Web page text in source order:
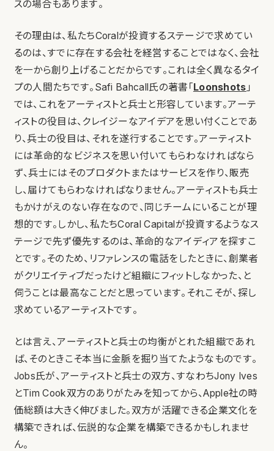
スの場合もあります。
その理由は、私たちCoralが投資するステージで求めてい
るのは、すでに存在する会社を経営することではなく、会社
を一から創り上げることだからです。これは全く異なるタイ
プの人間たちです。Safi Bahcall氏の著書「Loonshots 」
では、これをアーティストと兵士と形容しています。アーテ
ィストの役目は、クレイジーなアイデアを思い付くことであ
り、兵士の役目は、それを遂行することです。アーティスト
には革命的なビジネスを思い付いてもらわなければなら
ず、兵士にはそのプロダクトまたはサービスを作り、販売
し、届けてもらわなければなりません。アーティストも兵士
もかけがえのない存在なので、同じチームにいることが理
想的です。しかし、私たちCoral Capitalが投資するようなス
テージで先ず優先するのは、革命的なアイディアを探すこ
とです。そのため、リファレンスの電話をしたときに、創業者
がクリエイティブだったけど組織にフィットしなかった、と
伺うことは最高なことだと思っています。それこそが、探し
求めているアーティストです。
とは言え、アーティストと兵士の均衡がとれた組織であれ
ば、そのときこそ本当に金脈を掘り当てたようなものです。
Jobs氏が、アーティストと兵士の双方、すなわちJony Ives
とTim Cook双方のありがたみを知ってから、Apple社の時
価総額は大きく伸びました。双方が活躍できる企業文化を
構築できれば、伝説的な企業を構築できるかもしれませ
ん。